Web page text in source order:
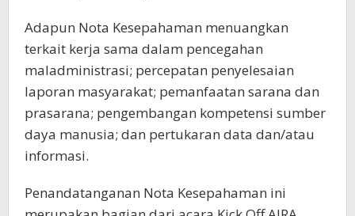
Adapun Nota Kesepahaman menuangkan
terkait kerja sama dalam pencegahan
maladministrasi; percepatan penyelesaian
laporan masyarakat; pemanfaatan sarana dan
prasarana; pengembangan kompetensi sumber
daya manusia; dan pertukaran data dan/atau
informasi.
Penandatanganan Nota Kesepahaman ini